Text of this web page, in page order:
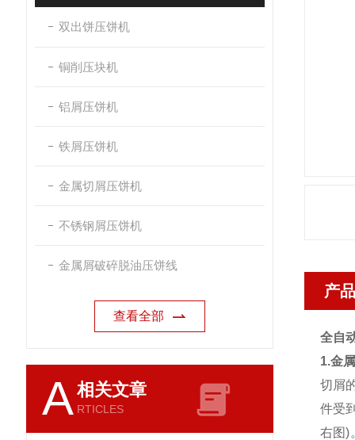
双出饼压饼机
铜削压块机
铝屑压饼机
铁屑压饼机
金属切屑压饼机
不锈钢屑压饼机
金属屑破碎脱油压饼线
查看全部
A相关文章
RTICLES
产
全自
1.金
切屑
件受
右图)